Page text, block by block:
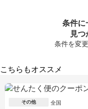
条件に
見
条件を変
こちらもオススメ
その他 全国